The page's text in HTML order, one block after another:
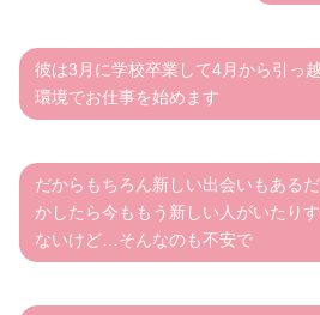
彼は3月に学校卒業して4月から引っ
環境でお仕事を始めます
だからもちろん新しい出会いもある
かしたら今ももう新しい人がいたり
ないけど…そんなのも不安で